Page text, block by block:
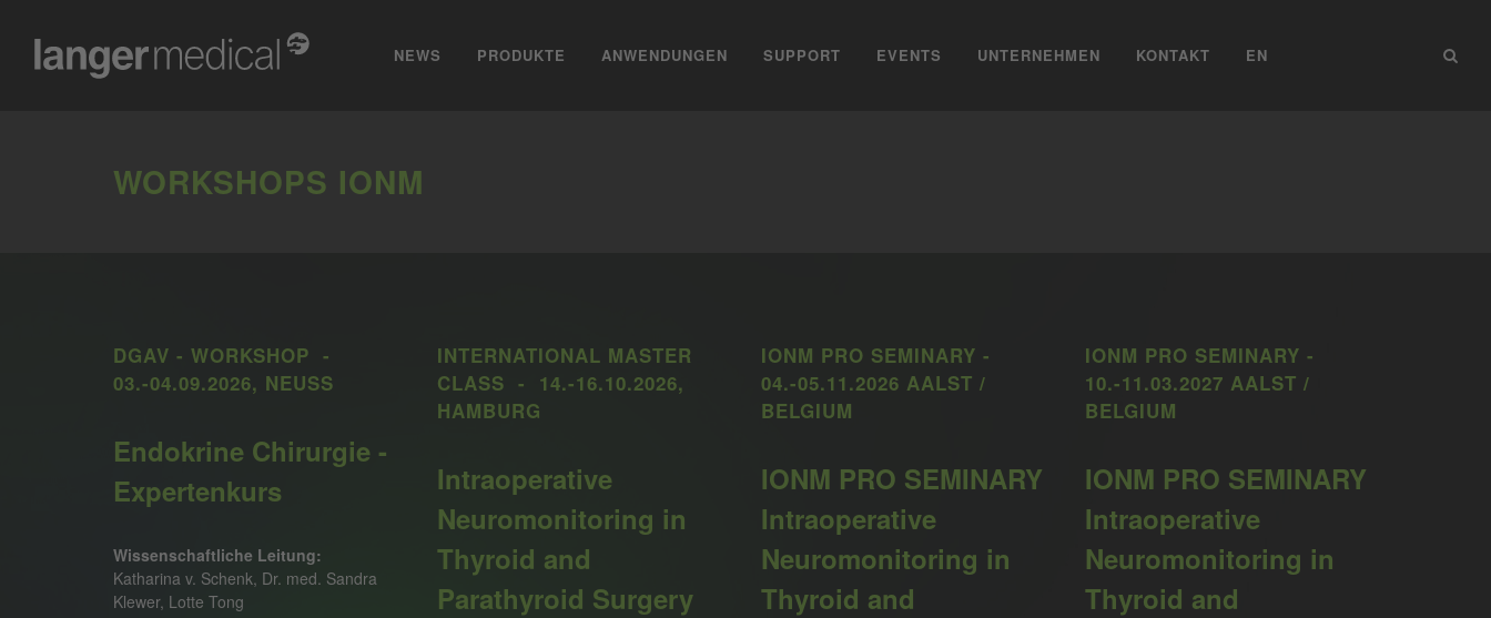
NEWS PRODUKTE ANWENDUNGEN SUPPORT EVENTS UNTERNEHMEN KONTAKT EN
WORKSHOPS IONM
DGAV - WORKSHOP -
03.-04.09.2026, NEUSS
Endokrine Chirurgie -
Expertenkurs
Wissenschaftliche Leitung:
Katharina v. Schenk, Dr. med. Sandra
Klewer, Lotte Tong
INTERNATIONAL MASTER
CLASS - 14.-16.10.2026,
HAMBURG
Intraoperative
Neuromonitoring in
Thyroid and
Parathyroid Surgery
IONM PRO SEMINARY -
04.-05.11.2026 AALST /
BELGIUM
IONM PRO SEMINARY
Intraoperative
Neuromonitoring in
Thyroid and
IONM PRO SEMINARY -
10.-11.03.2027 AALST /
BELGIUM
IONM PRO SEMINARY
Intraoperative
Neuromonitoring in
Thyroid and